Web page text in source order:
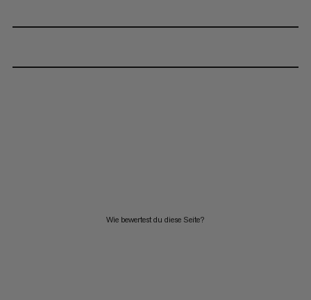
Wie bewertest du diese Seite?